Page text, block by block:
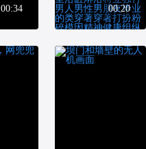
00:34 00:20